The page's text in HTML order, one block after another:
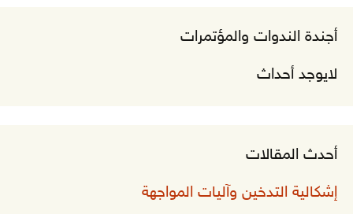
أجندة الندوات والمؤتمرات
لايوجد أحداث
أحدث المقالات
إشكالية التدخين وآليات المواجهة